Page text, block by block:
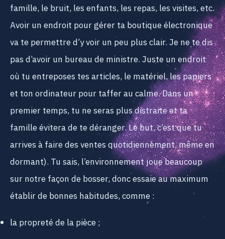
famille, le bruit, les enfants, les repas, les visites, etc.
Avoir un endroit pour gérer ta boutique électronique
va te permettre d’y voir un peu plus clair. Je ne te dis
pas d’avoir un bureau de ministre. Juste un endroit
où tu entreposes tes articles, le matériel, les papiers
et ton ordinateur pour taffer au calme. Dans un
premier temps, tu ne seras plus distraite et ta
famille évitera de te déranger. Le but, c’est que tu
arrives à faire des ventes quotidiennement, même en
dormant). Tu sais, l’environnement joue beaucoup
sur notre façon de bosser, donc essaie au maximum
établir de bonnes habitudes, comme :
la propreté de la pièce ;